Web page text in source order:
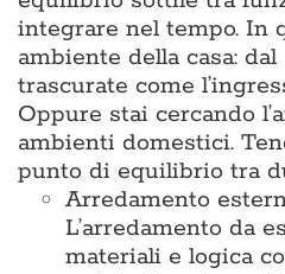
integrare nel tempo. In
ambiente della casa:
trascurate come
Oppure stai cercando
ambienti domestici.
punto di equilibrio tra
Arredamento
L’arredamento da
materiali e logica